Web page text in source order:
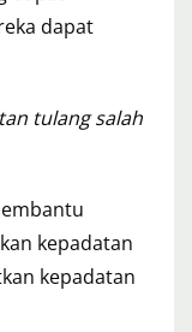
dapat
tulang salah
kepadatan
kepadatan